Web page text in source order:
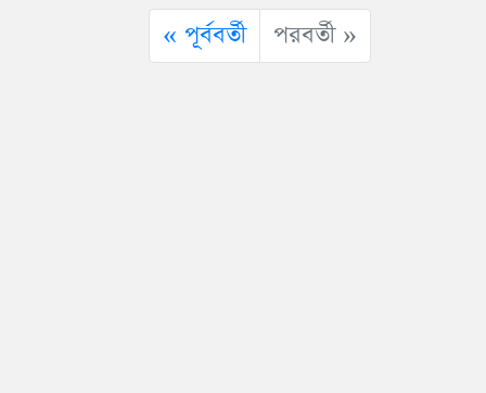
« পূর্ববর্তী পরবর্তী »